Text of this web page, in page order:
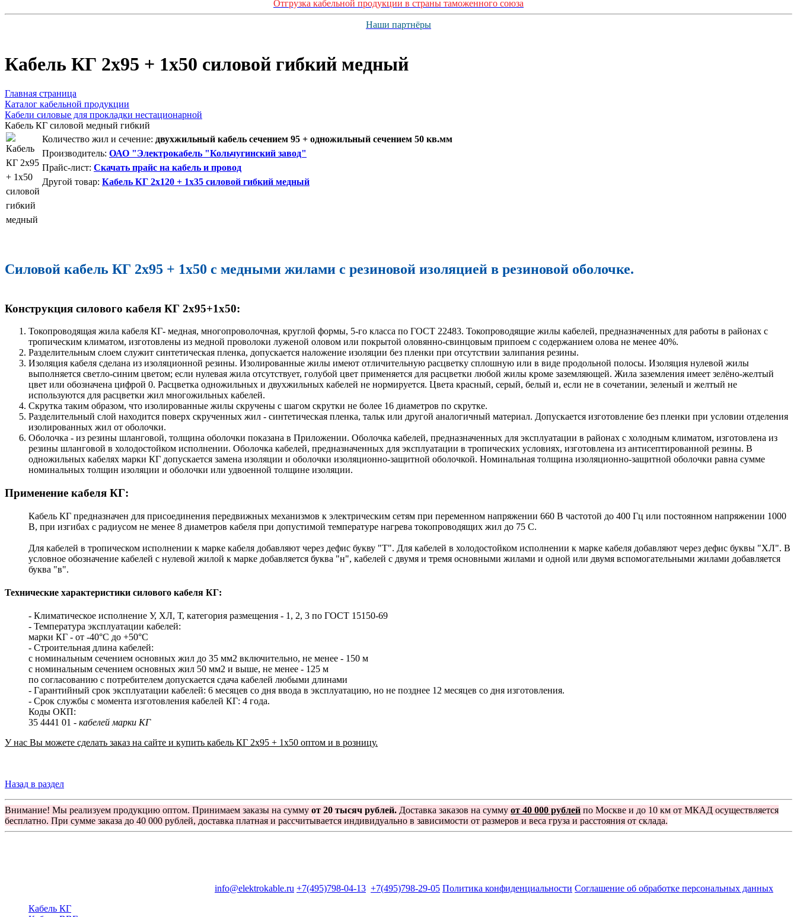
Отгрузка кабельной продукции в страны таможенного союза
Наши партнёры
Кабель КГ 2x95 + 1x50 силовой гибкий медный
Главная страница
Каталог кабельной продукции
Кабели силовые для прокладки нестационарной
Кабель КГ силовой медный гибкий
Количество жил и сечение: двухжильный кабель сечением 95 + одножильный сечением 50 кв.мм
Производитель: ОАО "Электрокабель "Кольчугинский завод"
Прайс-лист: Скачать прайс на кабель и провод
Другой товар: Кабель КГ 2x120 + 1x35 силовой гибкий медный
Силовой кабель КГ 2x95 + 1x50 с медными жилами с резиновой изоляцией в резиновой оболочке.
Конструкция силового кабеля КГ 2x95+1x50:
Токопроводящая жила кабеля КГ- медная, многопроволочная, круглой формы, 5-го класса по ГОСТ 22483. Токопроводящие жилы кабелей, предназначенных для работы в районах с
тропическим климатом, изготовлены из медной проволоки луженой оловом или покрытой оловянно-свинцовым припоем с содержанием олова не менее 40%.
Разделительным слоем служит синтетическая пленка, допускается наложение изоляции без пленки при отсутствии залипания резины.
Изоляция кабеля сделана из изоляционной резины. Изолированные жилы имеют отличительную расцветку сплошную или в виде продольной полосы. Изоляция нулевой жилы
выполняется светло-синим цветом; если нулевая жила отсутствует, голубой цвет применяется для расцветки любой жилы кроме заземляющей. Жила заземления имеет зелёно-желтый
цвет или обозначена цифрой 0. Расцветка одножильных и двухжильных кабелей не нормируется. Цвета красный, серый, белый и, если не в сочетании, зеленый и желтый не
используются для расцветки жил многожильных кабелей.
Скрутка таким образом, что изолированные жилы скручены с шагом скрутки не более 16 диаметров по скрутке.
Разделительный слой находится поверх скрученных жил - синтетическая пленка, тальк или другой аналогичный материал. Допускается изготовление без пленки при условии отделения
изолированных жил от оболочки.
Оболочка - из резины шланговой, толщина оболочки показана в Приложении. Оболочка кабелей, предназначенных для эксплуатации в районах с холодным климатом, изготовлена из
резины шланговой в холодостойком исполнении. Оболочка кабелей, предназначенных для эксплуатации в тропических условиях, изготовлена из антисептированной резины. В
одножильных кабелях марки КГ допускается замена изоляции и оболочки изоляционно-защитной оболочкой. Номинальная толщина изоляционно-защитной оболочки равна сумме
номинальных толщин изоляции и оболочки или удвоенной толщине изоляции.
Применение кабеля КГ:
Кабель КГ предназначен для присоединения передвижных механизмов к электрическим сетям при переменном напряжении 660 В частотой до 400 Гц или постоянном напряжении 1000
В, при изгибах с радиусом не менее 8 диаметров кабеля при допустимой температуре нагрева токопроводящих жил до 75 С.
Для кабелей в тропическом исполнении к марке кабеля добавляют через дефис букву "Т". Для кабелей в холодостойком исполнении к марке кабеля добавляют через дефис буквы "ХЛ". В
условное обозначение кабелей с нулевой жилой к марке добавляется буква "н", кабелей с двумя и тремя основными жилами и одной или двумя вспомогательными жилами добавляется
буква "в".
Технические характеристики силового кабеля КГ:
- Климатическое исполнение У, ХЛ, Т, категория размещения - 1, 2, 3 по ГОСТ 15150-69
- Температура эксплуатации кабелей:
марки КГ - от -40°С до +50°С
- Строительная длина кабелей:
с номинальным сечением основных жил до 35 мм2 включительно, не менее - 150 м
с номинальным сечением основных жил 50 мм2 и выше, не менее - 125 м
по согласованию с потребителем допускается сдача кабелей любыми длинами
- Гарантийный срок эксплуатации кабелей: 6 месяцев со дня ввода в эксплуатацию, но не позднее 12 месяцев со дня изготовления.
- Срок службы с момента изготовления кабелей КГ: 4 года.
Коды ОКП:
35 4441 01 - кабелей марки КГ
У нас Вы можете сделать заказ на сайте и купить кабель КГ 2x95 + 1x50 оптом и в розницу.
Назад в раздел
Внимание! Мы реализуем продукцию оптом. Принимаем заказы на сумму от 20 тысяч рублей. Доставка заказов на сумму от 40 000 рублей по Москве и до 10 км от МКАД осуществляется
бесплатно. При сумме заказа до 40 000 рублей, доставка платная и рассчитывается индивидуально в зависимости от размеров и веса груза и расстояния от склада.
info@elektrokable.ru +7(495)798-04-13 +7(495)798-29-05 Политика конфиденциальности Соглашение об обработке персональных данных
Кабель КГ